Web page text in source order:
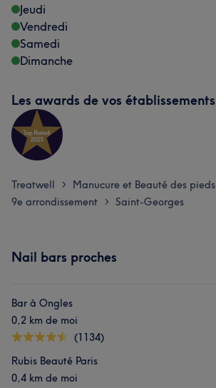
Jeudi
Vendredi
Samedi
Dimanche
Les awards de vos établissements
Treatwell > Manucure et Beauté des pieds
9e arrondissement > Saint-Georges
Nail bars proches
Bar à Ongles
0,2 km de moi
(1134)
Rubis Beauté Paris
0,4 km de moi